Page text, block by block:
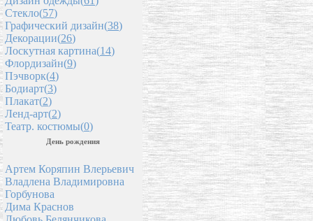
Стекло(57)
Графический дизайн(38)
Декорации(26)
Лоскутная картина(14)
Флордизайн(9)
Пэчворк(4)
Бодиарт(3)
Плакат(2)
Ленд-арт(2)
Театр. костюмы(0)
День рождения
Артем Коряпин Влерьевич
Владлена Владимировна
Горбунова
Дима Краснов